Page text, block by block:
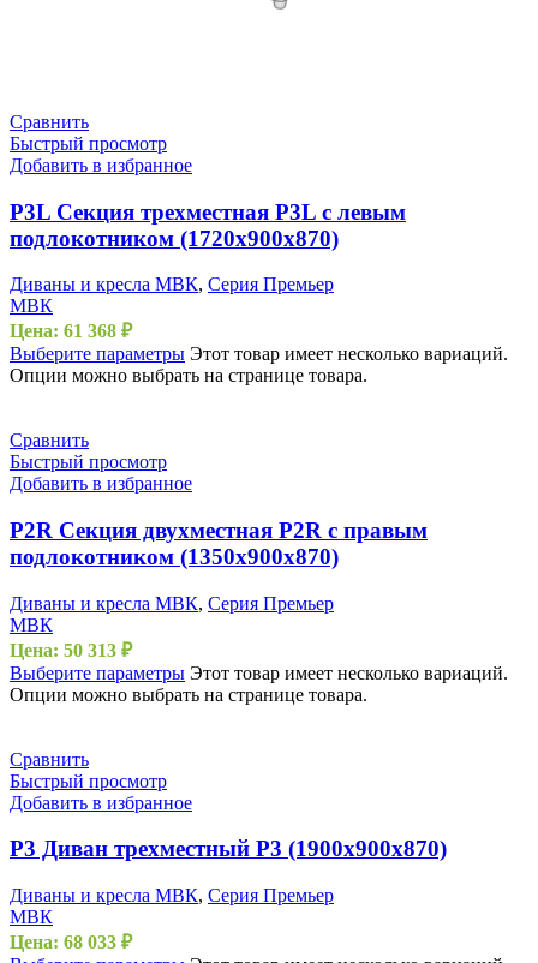
Сравнить
Быстрый просмотр
Добавить в избранное
P3L Секция трехместная P3L с левым
подлокотником (1720х900х870)
Диваны и кресла МВК, Серия Премьер
МВК
Цена: 61 368 ₽
Выберите параметры Этот товар имеет несколько вариаций.
Опции можно выбрать на странице товара.
Сравнить
Быстрый просмотр
Добавить в избранное
P2R Секция двухместная P2R с правым
подлокотником (1350х900х870)
Диваны и кресла МВК, Серия Премьер
МВК
Цена: 50 313 ₽
Выберите параметры Этот товар имеет несколько вариаций.
Опции можно выбрать на странице товара.
Сравнить
Быстрый просмотр
Добавить в избранное
P3 Диван трехместный Р3 (1900х900х870)
Диваны и кресла МВК, Серия Премьер
МВК
Цена: 68 033 ₽